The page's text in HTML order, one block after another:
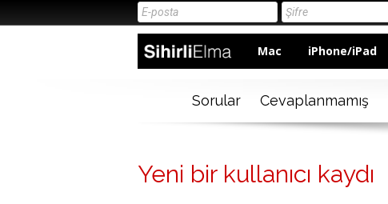
Mac iPhone/iPad
Sorular Cevaplanmamış
Yeni bir kullanıcı kaydı